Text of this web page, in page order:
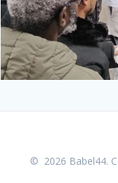
© 2026 Babel44.